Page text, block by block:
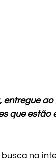
entregue
que estão
busca na